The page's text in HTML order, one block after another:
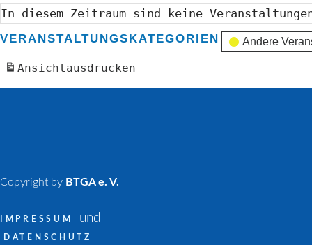
In diesem Zeitraum sind keine
VERANSTALTUNGSKATEGORIEN Andere
Ansichtausdrucken
Copyright by BTGA e. V.
IMPRESSUM und
DATENSCHUTZ